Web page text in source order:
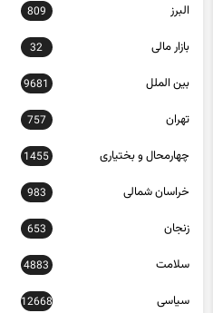
البرز 809
بازار مالی 32
بین الملل 9681
تهران 757
چهارمحال و بختیاری 1455
خراسان شمالی 983
زنجان 653
سلامت 4883
سیاسی 12668